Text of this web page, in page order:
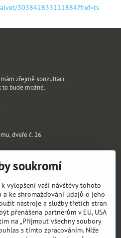
303842833111884?fref=ts
zřejmě konzultaci.
to bude možné.
dveře č. 26
soukromí
vylepšení vaší návštěvy tohoto
a ke shromažďování údajů o jeho
nástroje a služby třetích stran
přenášena partnerům v EU, USA
na „Přijmout všechny soubory
s tímto zpracováním. Níže